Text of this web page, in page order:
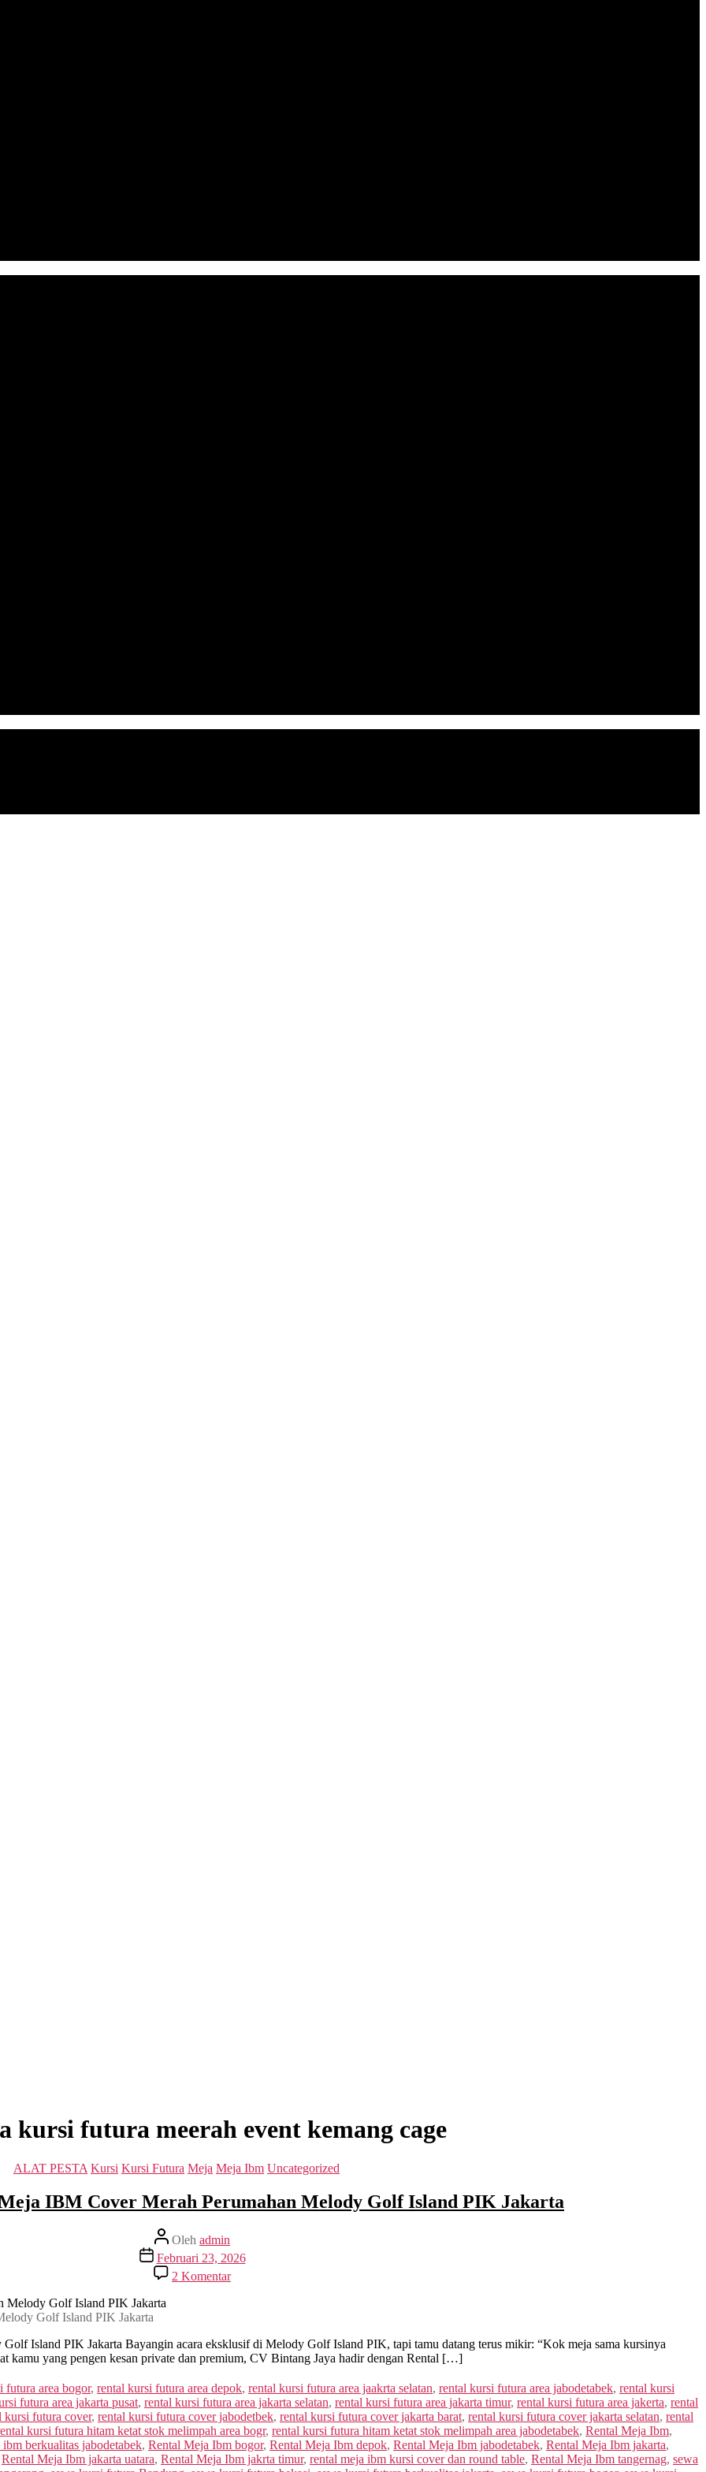
kursi futura meerah event kemang cage
Kategori
ALAT PESTA Kursi Kursi Futura Meja Meja Ibm Uncategorized
IBM Cover Merah Perumahan Melody Golf Island PIK Jakarta
Penulis
artikel
Oleh admin
Tanggal
artikel
Februari 23, 2026
2 Komentarpada
Rental
Meja
IBM
Merah
Perumahan
Melody
Golf
Island
PIK
Golf Island PIK Jakarta
Island PIK Jakarta Bayangin acara eksklusif di Melody Golf Island PIK, tapi tamu datang terus mikir: “Kok meja sama kursinya
kamu yang pengen kesan private dan premium, CV Bintang Jaya hadir dengan Rental […]
futura area bogor, rental kursi futura area depok, rental kursi futura area jaakrta selatan, rental kursi futura area jabodetabek, rental kursi
futura area jakarta pusat, rental kursi futura area jakarta selatan, rental kursi futura area jakarta timur, rental kursi futura area jakerta, rental
kursi futura cover, rental kursi futura cover jabodetbek, rental kursi futura cover jakarta barat, rental kursi futura cover jakarta selatan, rental
kursi futura hitam ketat stok melimpah area bogr, rental kursi futura hitam ketat stok melimpah area jabodetabek, Rental Meja Ibm,
ibm berkualitas jabodetabek, Rental Meja Ibm bogor, Rental Meja Ibm depok, Rental Meja Ibm jabodetabek, Rental Meja Ibm jakarta,
Rental Meja Ibm jakarta uatara, Rental Meja Ibm jakrta timur, rental meja ibm kursi cover dan round table, Rental Meja Ibm tangernag, sewa